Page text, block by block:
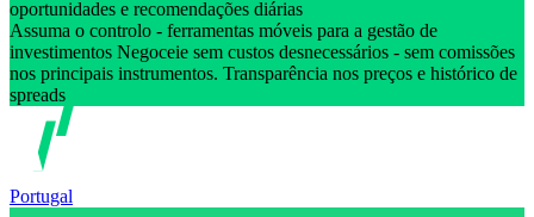
oportunidades e recomendações diárias
Assuma o controlo - ferramentas móveis para a gestão de
investimentos Negoceie sem custos desnecessários - sem comissões
nos principais instrumentos. Transparência nos preços e histórico de
spreads
Portugal